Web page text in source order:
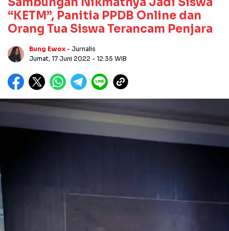
“KETM”, Panitia PPDB Online dan
Orang Tua Siswa Terancam Penjara
Bung Ewox - Jurnalis
Jumat, 17 Juni 2022 - 12:35 WIB